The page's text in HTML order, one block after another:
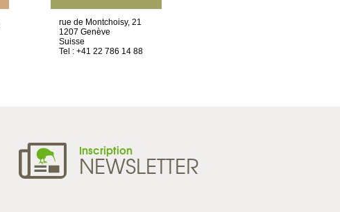
rue de Montchoisy, 21
1207 Genève
Suisse
Tel : +41 22 786 14 88
Inscription
NEWSLETTER